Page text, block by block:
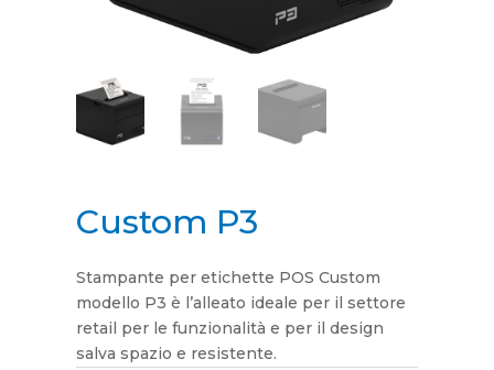
Custom P3
Stampante per etichette POS Custom
modello P3 è l’alleato ideale per il settore
retail per le funzionalità e per il design
salva spazio e resistente.